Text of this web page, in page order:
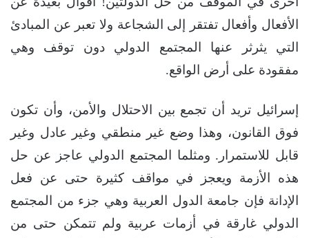
الأفعال وأفعال تفتقر إلى الشجاعة ولا تعبر عن المبادئ
التي يثرثر عنها المجتمع الدولي دون توقف وهي
مفقودة على أرض الواقع.
إسرائيل تريد أن تجمع بين الاحتلال والأمن، وأن تكون
فوق القانون، وهذا وضع غير منطقي وغير عادل وغير
قابل للاستمرار. ومثلما المجتمع الدولي عاجز عن حل
هذه الأزمة ويعجز في مواقف كثيرة حتى عن فعل
الإدانة فإن جامعة الدول العربية وهي جزء من المجتمع
الدولي غارقة في أزمات عربية ولم تتمكن حتى من